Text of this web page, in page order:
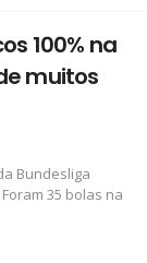
100% na
muitos
Bundesliga
35 bolas na